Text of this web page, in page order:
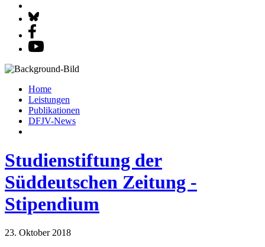
Home
Leistungen
Publikationen
DFJV-News
Studienstiftung der
Süddeutschen Zeitung -
Stipendium
23. Oktober 2018